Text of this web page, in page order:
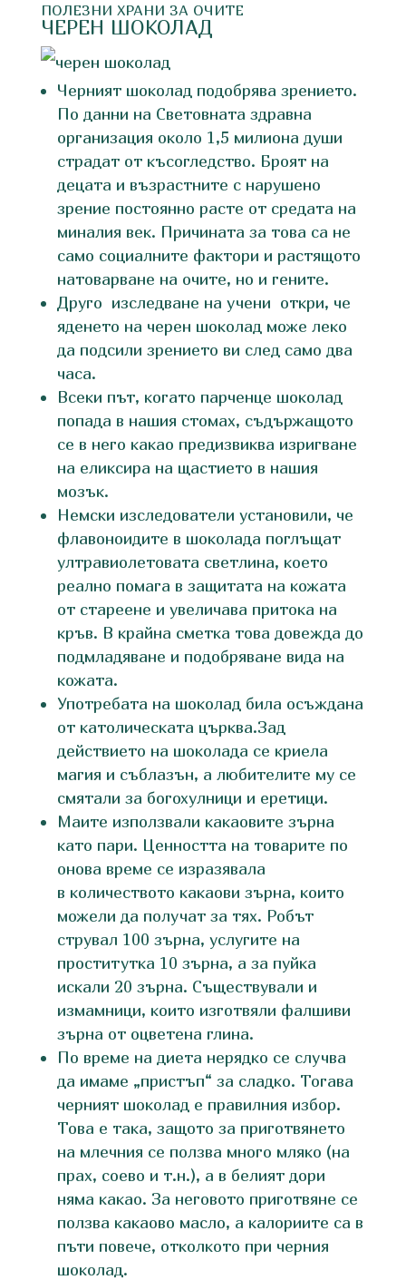
ПОЛЕЗНИ ХРАНИ ЗА ОЧИТЕ
ЧЕРЕН ШОКОЛАД
Черният шоколад подобрява зрението.
По данни на Световната здравна
организация около 1,5 милиона души
страдат от късогледство. Броят на
децата и възрастните с нарушено
зрение постоянно расте от средата на
миналия век. Причината за това са не
само социалните фактори и растящото
натоварване на очите, но и гените.
Друго изследване на учени откри, че
яденето на черен шоколад може леко
да подсили зрението ви след само два
часа.
Всеки път, когато парченце шоколад
попада в нашия стомах, съдържащото
се в него какао предизвиква изригване
на еликсира на щастието в нашия
мозък.
Немски изследователи установили, че
флавоноидите в шоколада поглъщат
ултравиолетовата светлина, което
реално помага в защитата на кожата
от стареене и увеличава притока на
кръв. В крайна сметка това довежда до
подмладяване и подобряване вида на
кожата.
Употребата на шоколад била осъждана
от католическата църква.Зад
действието на шоколада се криела
магия и съблазън, а любителите му се
смятали за богохулници и еретици.
Маите използвали какаовите зърна
като пари. Ценността на товарите по
онова време се изразявала
в количеството какаови зърна, които
можели да получат за тях. Робът
струвал 100 зърна, услугите на
проститутка 10 зърна, а за пуйка
искали 20 зърна. Съществували и
измамници, които изготвяли фалшиви
зърна от оцветена глина.
По време на диета нерядко се случва
да имаме „пристъп“ за сладко. Тогава
черният шоколад е правилния избор.
Това е така, защото за приготвянето
на млечния се ползва много мляко (на
прах, соево и т.н.), а в белият дори
няма какао. За неговото приготвяне се
ползва какаово масло, а калориите са в
пъти повече, отколкото при черния
шоколад.